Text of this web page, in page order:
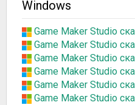
Windows
Game Maker Studio
Game Maker Studio
Game Maker Studio
Game Maker Studio
Game Maker Studio
Game Maker Studio